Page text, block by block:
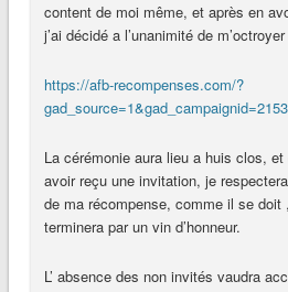
content de moi même, et après en
j’ai décidé a l’unanimité de
https://afb-recompenses.com/?
La cérémonie aura lieu a huis clos,
avoir reçu une invitation, je
de ma récompense, comme il se
terminera par un vin d’honneur.
L’ absence des non invités vaudra